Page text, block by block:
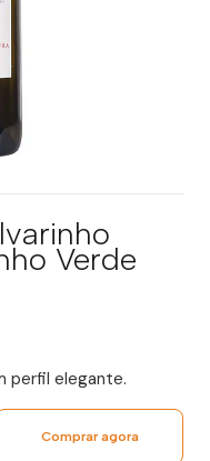
Verde
perfil elegante.
Comprar agora